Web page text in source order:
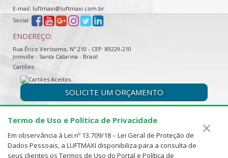
E-mail: luftmaxi@luftmaxi.com.br
Social:
ENDEREÇO:
Rua Érico Veríssimo, Nº 210 - CEP: 89229-210
Joinville - Santa Catarina - Brasil
Cartões:
SOLICITE UM ORÇAMENTO
Termo de Uso e Política de Privacidade
Em observância à Lei nº 13.709/18 – Lei Geral de Proteção de
Dados Pessoais, a LUFTMAXI disponibiliza para a consulta de
seus clientes os Termos de Uso do Portal e Política de
×